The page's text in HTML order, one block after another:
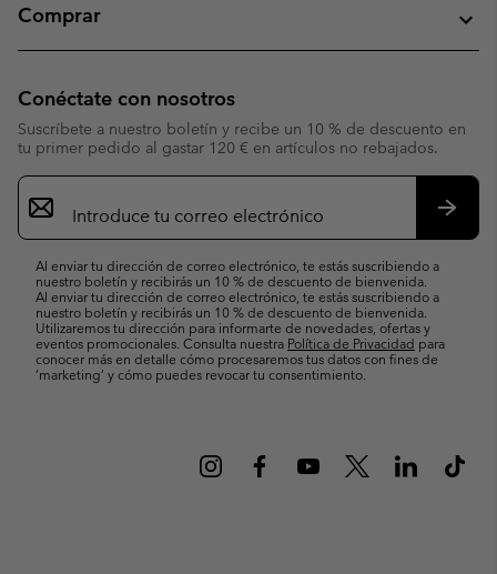
Comprar
Conéctate con nosotros
Suscríbete a nuestro boletín y recibe un 10 % de descuento en
tu primer pedido al gastar 120 € en artículos no rebajados.
Suscripción
de
correo
Al enviar tu dirección de correo electrónico, te estás suscribiendo a
nuestro boletín y recibirás un 10 % de descuento de bienvenida.
Al enviar tu dirección de correo electrónico, te estás suscribiendo a
nuestro boletín y recibirás un 10 % de descuento de bienvenida.
Utilizaremos tu dirección para informarte de novedades, ofertas y
eventos promocionales. Consulta nuestra Política de Privacidad para
conocer más en detalle cómo procesaremos tus datos con fines de
’marketing’ y cómo puedes revocar tu consentimiento.